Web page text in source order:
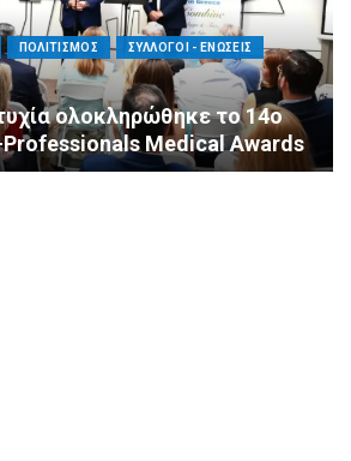
ΟΙΚΟΝΟΜΙΑ ΥΓΕΙΑ
δαπάνες υγείας και η